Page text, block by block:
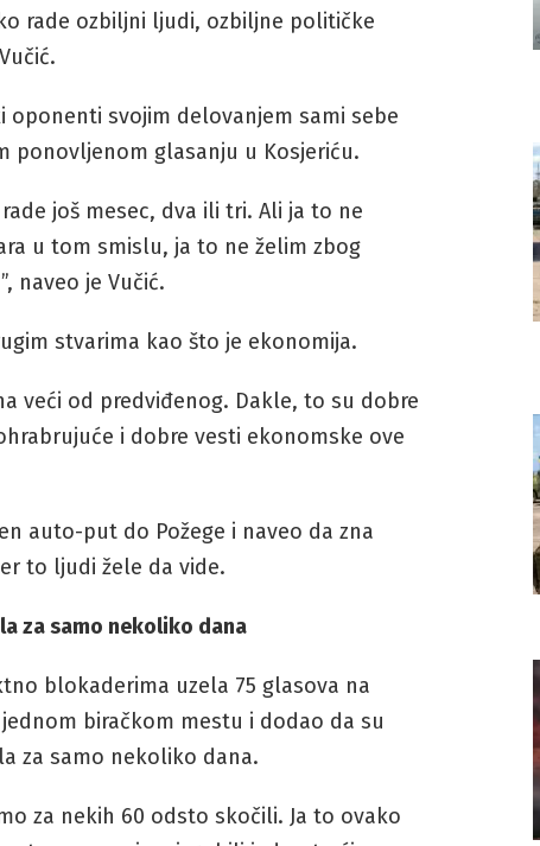
rade ozbiljni ljudi, ozbiljne političke
oponenti svojim delovanjem sami sebe
ponovljenom glasanju u Kosjeriću.
još mesec, dva ili tri. Ali ja to ne
u tom smislu, ja to ne želim zbog
naveo je Vučić.
stvarima kao što je ekonomija.
veći od predviđenog. Dakle, to su dobre
i dobre vesti ekonomske ove
auto-put do Požege i naveo da zna
to ljudi žele da vide.
za samo nekoliko dana
blokaderima uzela 75 glasova na
biračkom mestu i dodao da su
za samo nekoliko dana.
za nekih 60 odsto skočili. Ja to ovako